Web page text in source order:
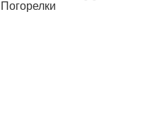
Погорелки